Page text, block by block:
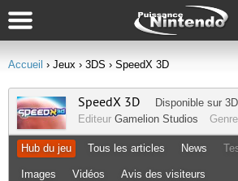
Accueil › Jeux › 3DS › SpeedX 3D
SpeedX 3D Disponible sur
Editeur Gamelion Studios Genre
Hub du jeu Tous les articles News
Images Vidéos Avis des visiteurs